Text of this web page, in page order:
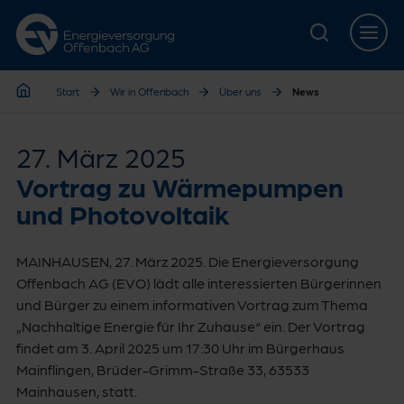
Zur Hauptnavigation springen
Zur Servicelasche springen
Zum Hauptinhalt springen
Zur Footernavigation springen
Start Wir in Offenbach Über uns News
27. März 2025
Vortrag zu Wärmepumpen
und Photovoltaik
MAINHAUSEN, 27. März 2025. Die Energieversorgung
Offenbach AG (EVO) lädt alle interessierten Bürgerinnen
und Bürger zu einem informativen Vortrag zum Thema
„Nachhaltige Energie für Ihr Zuhause“ ein. Der Vortrag
findet am 3. April 2025 um 17:30 Uhr im Bürgerhaus
Mainflingen, Brüder-Grimm-Straße 33, 63533
Mainhausen, statt.